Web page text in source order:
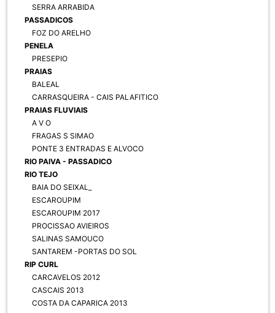
SERRA ARRABIDA
PASSADICOS
FOZ DO ARELHO
PENELA
PRESEPIO
PRAIAS
BALEAL
CARRASQUEIRA - CAIS PALAFITICO
PRAIAS FLUVIAIS
A V O
FRAGAS S SIMAO
PONTE 3 ENTRADAS E ALVOCO
RIO PAIVA - PASSADICO
RIO TEJO
BAIA DO SEIXAL_
ESCAROUPIM
ESCAROUPIM 2017
PROCISSAO AVIEIROS
SALINAS SAMOUCO
SANTAREM -PORTAS DO SOL
RIP CURL
CARCAVELOS 2012
CASCAIS 2013
COSTA DA CAPARICA 2013